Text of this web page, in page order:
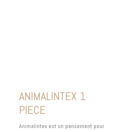
ANIMALINTEX 1
PIECE
Animalintex est un pansement pour